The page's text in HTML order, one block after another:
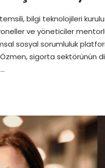
bilgi teknolojileri
ve yöneticiler
sosyal sorumluluk
sigorta sektörünün